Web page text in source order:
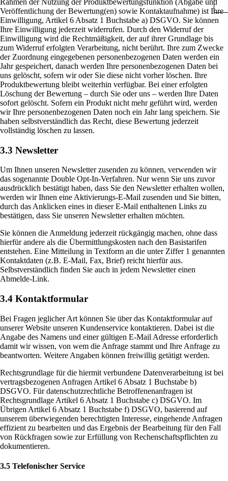
Veröffentlichung der Bewertung(en) sowie Kontaktaufnahme) ist Ihre
Einwilligung, Artikel 6 Absatz 1 Buchstabe a) DSGVO. Sie können
Ihre Einwilligung jederzeit widerrufen. Durch den Widerruf der
Einwilligung wird die Rechtmäßigkeit, der auf ihrer Grundlage bis
zum Widerruf erfolgten Verarbeitung, nicht berührt. Ihre zum Zwecke
der Zuordnung eingegebenen personenbezogenen Daten werden ein
Jahr gespeichert, danach werden Ihre personenbezogenen Daten bei
uns gelöscht, sofern wir oder Sie diese nicht vorher löschen. Ihre
Produktbewertung bleibt weiterhin verfügbar. Bei einer erfolgten
Löschung der Bewertung – durch Sie oder uns – werden Ihre Daten
sofort gelöscht. Sofern ein Produkt nicht mehr geführt wird, werden
wir Ihre personenbezogenen Daten noch ein Jahr lang speichern. Sie
haben selbstverständlich das Recht, diese Bewertung jederzeit
vollständig löschen zu lassen.
3.3 Newsletter
Um Ihnen unseren Newsletter zusenden zu können, verwenden wir
das sogenannte Double Opt-In-Verfahren. Nur wenn Sie uns zuvor
ausdrücklich bestätigt haben, dass Sie den Newsletter erhalten wollen,
werden wir Ihnen eine Aktivierungs-E-Mail zusenden und Sie bitten,
durch das Anklicken eines in dieser E-Mail enthaltenen Links zu
bestätigen, dass Sie unseren Newsletter erhalten möchten.
Sie können die Anmeldung jederzeit rückgängig machen, ohne dass
hierfür andere als die Übermittlungskosten nach den Basistarifen
entstehen. Eine Mitteilung in Textform an die unter Ziffer 1 genannten
Kontaktdaten (z.B. E-Mail, Fax, Brief) reicht hierfür aus.
Selbstverständlich finden Sie auch in jedem Newsletter einen
Abmelde-Link.
3.4 Kontaktformular
Bei Fragen jeglicher Art können Sie über das Kontaktformular auf
unserer Website unseren Kundenservice kontaktieren. Dabei ist die
Angabe des Namens und einer gültigen E-Mail Adresse erforderlich
damit wir wissen, von wem die Anfrage stammt und Ihre Anfrage zu
beantworten. Weitere Angaben können freiwillig getätigt werden.
Rechtsgrundlage für die hiermit verbundene Datenverarbeitung ist bei
vertragsbezogenen Anfragen Artikel 6 Absatz 1 Buchstabe b)
DSGVO. Für datenschutzrechtliche Betroffenenanfragen ist
Rechtsgrundlage Artikel 6 Absatz 1 Buchstabe c) DSGVO. Im
Übrigen Artikel 6 Absatz 1 Buchstabe f) DSGVO, basierend auf
unserem überwiegenden berechtigten Interesse, eingehende Anfragen
effizient zu bearbeiten und das Ergebnis der Bearbeitung für den Fall
von Rückfragen sowie zur Erfüllung von Rechenschaftspflichten zu
dokumentieren.
3.5 Telefonischer Service